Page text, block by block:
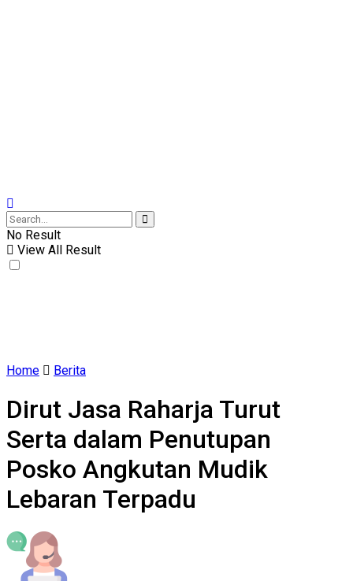
No Result
View All Result
Home Berita
Dirut Jasa Raharja Turut
Serta dalam Penutupan
Posko Angkutan Mudik
Lebaran Terpadu